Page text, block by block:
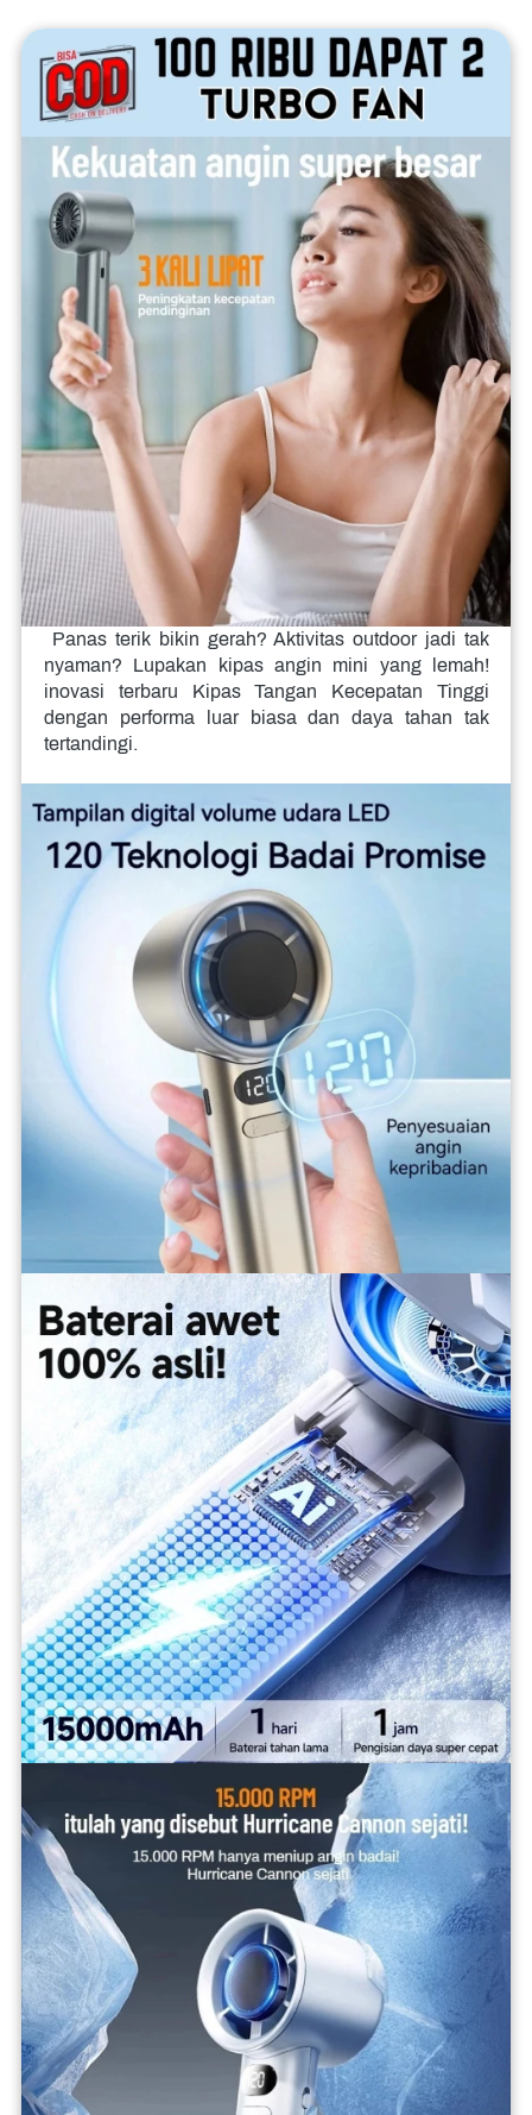
nyaman? Lupakan kipas angin mini yang lemah!
inovasi terbaru Kipas Tangan Kecepatan Tinggi
dengan performa luar biasa dan daya tahan tak
tertandingi.